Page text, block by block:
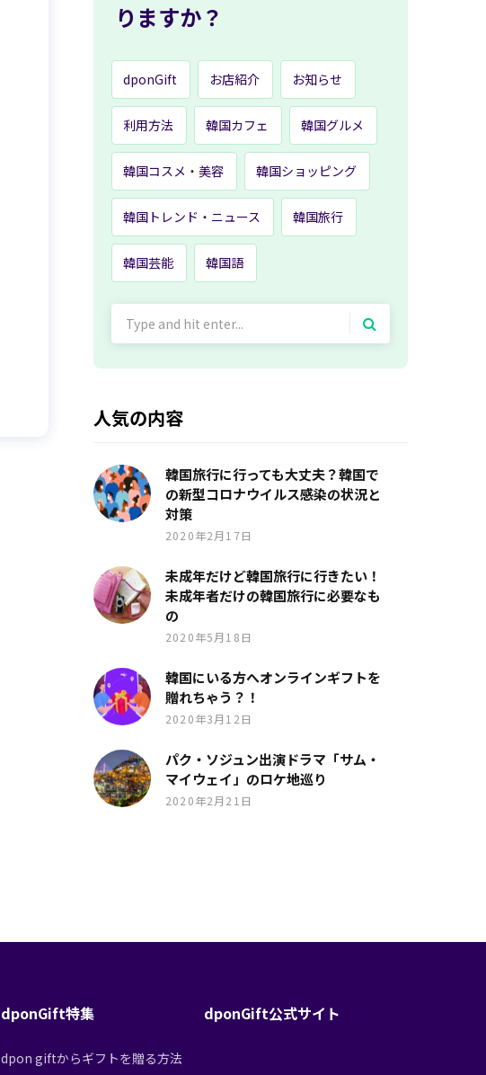
りますか？
dponGift お店紹介 お知らせ
利用方法 韓国カフェ 韓国グルメ
韓国コスメ・美容 韓国ショッピング
韓国トレンド・ニュース 韓国旅行
韓国芸能 韓国語
人気の内容
韓国旅行に行っても大丈夫？韓国で
の新型コロナウイルス感染の状況と
対策
2020年2月17日
未成年だけど韓国旅行に行きたい！
未成年者だけの韓国旅行に必要なも
の
2020年5月18日
韓国にいる方へオンラインギフトを
贈れちゃう？！
2020年3月12日
パク・ソジュン出演ドラマ「サム・
マイウェイ」のロケ地巡り
2020年2月21日
dponGift特集
dpon giftからギフトを贈る方法
dponGift公式サイト